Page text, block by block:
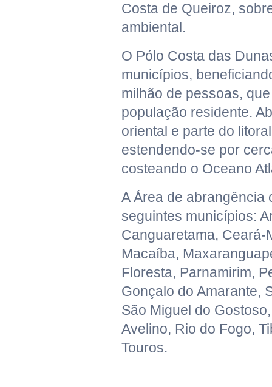
Costa de Queiroz,
ambiental.
O Pólo Costa das
municípios,
milhão de pessoas,
população residente.
oriental e parte do
estendendo-se por
costeando o Oceano
A Área de abrangência
seguintes municípios:
Canguaretama, Ceará-
Macaíba,
Floresta, Parnamirim,
Gonçalo do Amarante,
São Miguel do
Avelino, Rio do Fogo,
Touros.